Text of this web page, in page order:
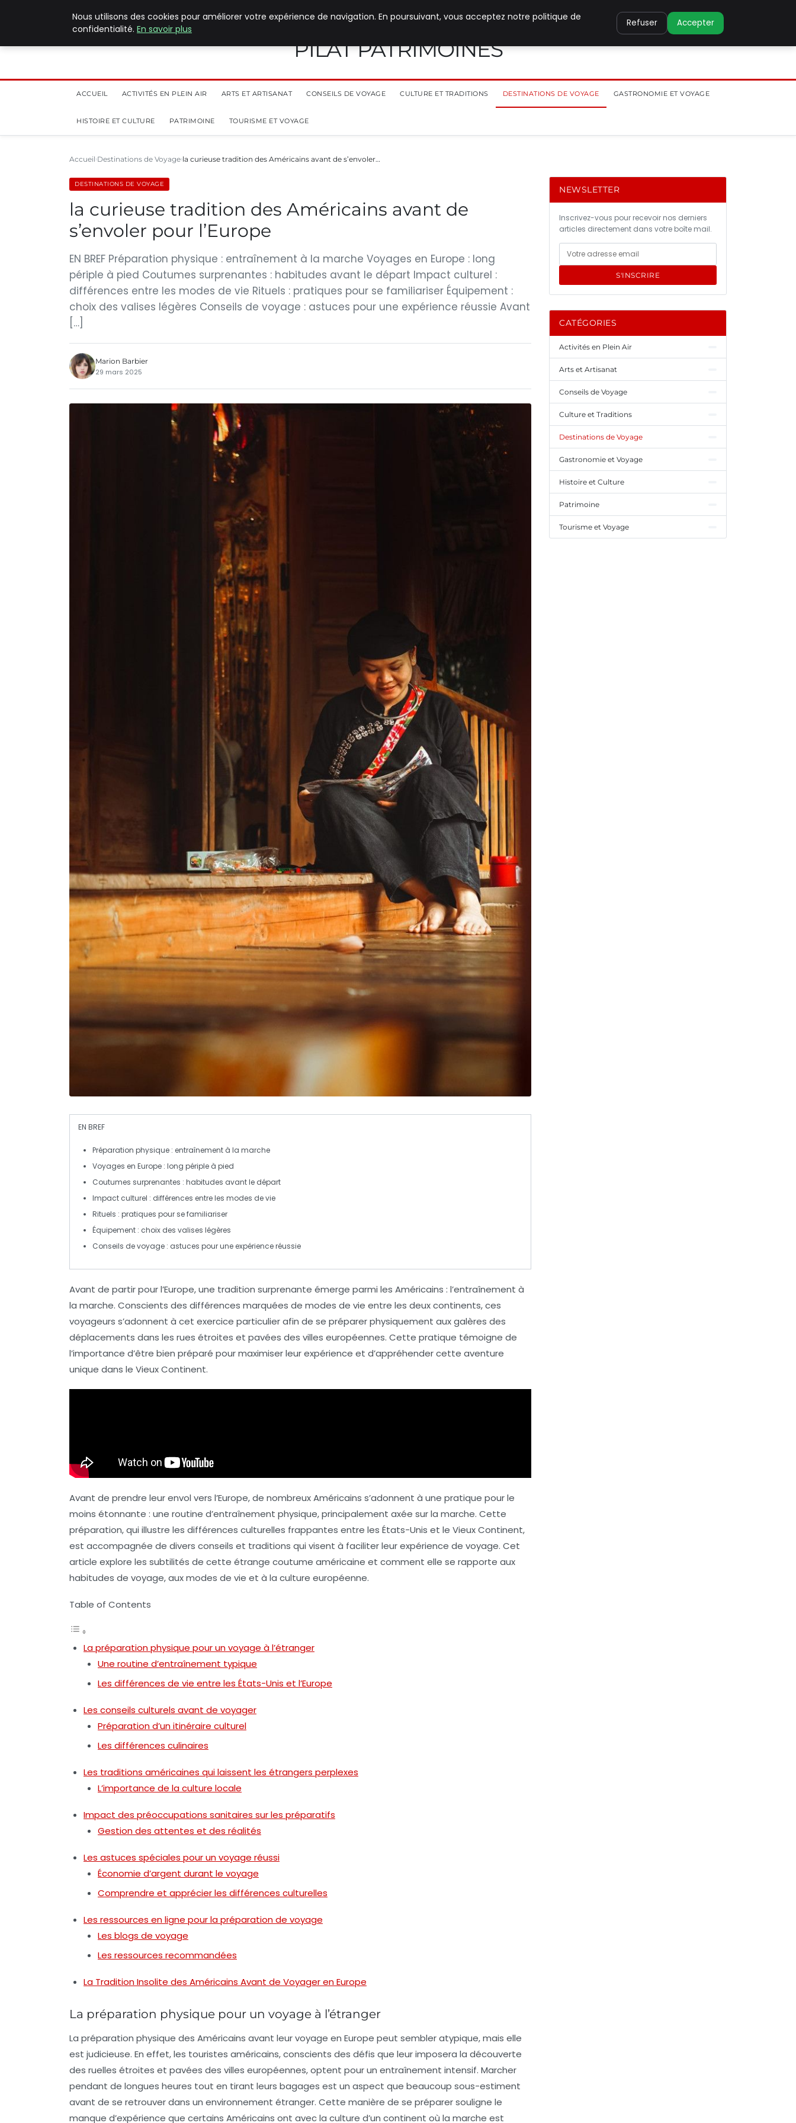
PILAT PATRIMOINES
ACCUEIL ACTIVITÉS EN PLEIN AIR ARTS ET ARTISANAT CONSEILS DE VOYAGE CULTURE ET TRADITIONS DESTINATIONS DE VOYAGE GASTRONOMIE ET VOYAGE
HISTOIRE ET CULTURE PATRIMOINE TOURISME ET VOYAGE
Accueil Destinations de Voyage la curieuse tradition des Américains avant de s’envoler…
DESTINATIONS DE VOYAGE
la curieuse tradition des Américains avant de
s’envoler pour l’Europe
EN BREF Préparation physique : entraînement à la marche Voyages en Europe : long
périple à pied Coutumes surprenantes : habitudes avant le départ Impact culturel :
différences entre les modes de vie Rituels : pratiques pour se familiariser Équipement :
choix des valises légères Conseils de voyage : astuces pour une expérience réussie Avant
[…]
Marion Barbier
29 mars 2025
EN BREF
Préparation physique : entraînement à la marche
Voyages en Europe : long périple à pied
Coutumes surprenantes : habitudes avant le départ
Impact culturel : différences entre les modes de vie
Rituels : pratiques pour se familiariser
Équipement : choix des valises légères
Conseils de voyage : astuces pour une expérience réussie
Avant de partir pour l’Europe, une tradition surprenante émerge parmi les Américains : l’entraînement à
la marche. Conscients des différences marquées de modes de vie entre les deux continents, ces
voyageurs s’adonnent à cet exercice particulier afin de se préparer physiquement aux galères des
déplacements dans les rues étroites et pavées des villes européennes. Cette pratique témoigne de
l’importance d’être bien préparé pour maximiser leur expérience et d’appréhender cette aventure
unique dans le Vieux Continent.
Avant de prendre leur envol vers l’Europe, de nombreux Américains s’adonnent à une pratique pour le
moins étonnante : une routine d’entraînement physique, principalement axée sur la marche. Cette
préparation, qui illustre les différences culturelles frappantes entre les États-Unis et le Vieux Continent,
est accompagnée de divers conseils et traditions qui visent à faciliter leur expérience de voyage. Cet
article explore les subtilités de cette étrange coutume américaine et comment elle se rapporte aux
habitudes de voyage, aux modes de vie et à la culture européenne.
Table of Contents
La préparation physique pour un voyage à l’étranger
Une routine d’entraînement typique
Les différences de vie entre les États-Unis et l’Europe
Les conseils culturels avant de voyager
Préparation d’un itinéraire culturel
Les différences culinaires
Les traditions américaines qui laissent les étrangers perplexes
L’importance de la culture locale
Impact des préoccupations sanitaires sur les préparatifs
Gestion des attentes et des réalités
Les astuces spéciales pour un voyage réussi
Économie d’argent durant le voyage
Comprendre et apprécier les différences culturelles
Les ressources en ligne pour la préparation de voyage
Les blogs de voyage
Les ressources recommandées
La Tradition Insolite des Américains Avant de Voyager en Europe
La préparation physique pour un voyage à l’étranger
La préparation physique des Américains avant leur voyage en Europe peut sembler atypique, mais elle
est judicieuse. En effet, les touristes américains, conscients des défis que leur imposera la découverte
des ruelles étroites et pavées des villes européennes, optent pour un entraînement intensif. Marcher
pendant de longues heures tout en tirant leurs bagages est un aspect que beaucoup sous-estiment
avant de se retrouver dans un environnement étranger. Cette manière de se préparer souligne le
manque d’expérience que certains Américains ont avec la culture d’un continent où la marche est
NEWSLETTER
Inscrivez-vous pour recevoir nos derniers
articles directement dans votre boîte mail.
S'INSCRIRE
CATÉGORIES
Activités en Plein Air
Arts et Artisanat
Conseils de Voyage
Culture et Traditions
Destinations de Voyage
Gastronomie et Voyage
Histoire et Culture
Patrimoine
Tourisme et Voyage
Nous utilisons des cookies pour améliorer votre expérience de navigation. En poursuivant, vous acceptez notre politique de
confidentialité. En savoir plus
Refuser Accepter